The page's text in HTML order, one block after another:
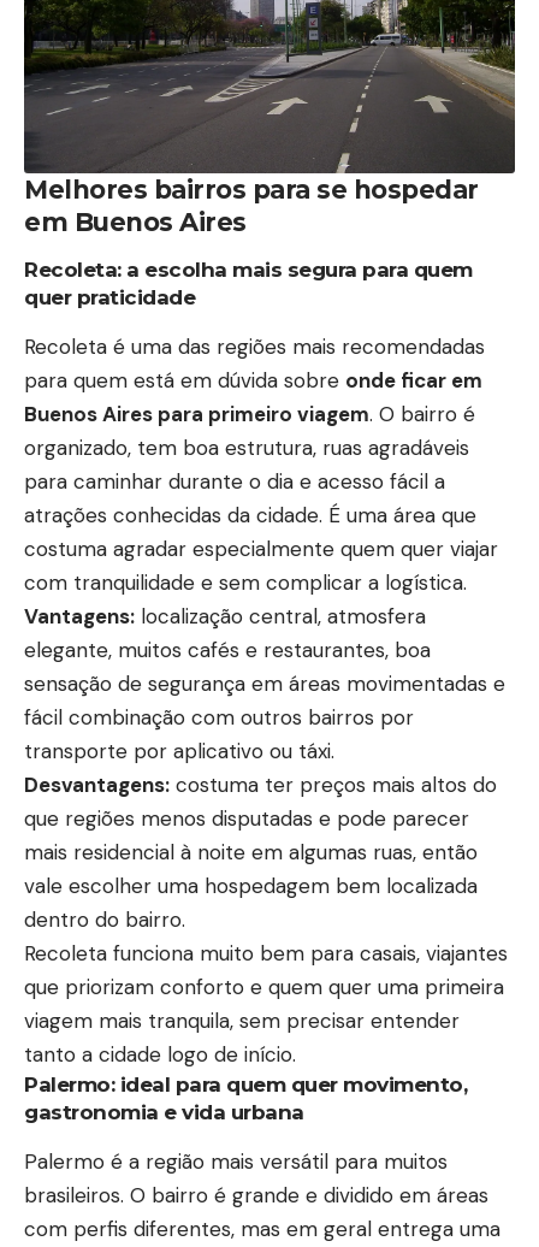
Melhores bairros para se hospedar
em Buenos Aires
Recoleta: a escolha mais segura para quem
quer praticidade
Recoleta é uma das regiões mais recomendadas
para quem está em dúvida sobre onde ficar em
Buenos Aires para primeiro viagem. O bairro é
organizado, tem boa estrutura, ruas agradáveis
para caminhar durante o dia e acesso fácil a
atrações conhecidas da cidade. É uma área que
costuma agradar especialmente quem quer viajar
com tranquilidade e sem complicar a logística.
Vantagens: localização central, atmosfera
elegante, muitos cafés e restaurantes, boa
sensação de segurança em áreas movimentadas e
fácil combinação com outros bairros por
transporte por aplicativo ou táxi.
Desvantagens: costuma ter preços mais altos do
que regiões menos disputadas e pode parecer
mais residencial à noite em algumas ruas, então
vale escolher uma hospedagem bem localizada
dentro do bairro.
Recoleta funciona muito bem para casais, viajantes
que priorizam conforto e quem quer uma primeira
viagem mais tranquila, sem precisar entender
tanto a cidade logo de início.
Palermo: ideal para quem quer movimento,
gastronomia e vida urbana
Palermo é a região mais versátil para muitos
brasileiros. O bairro é grande e dividido em áreas
com perfis diferentes, mas em geral entrega uma